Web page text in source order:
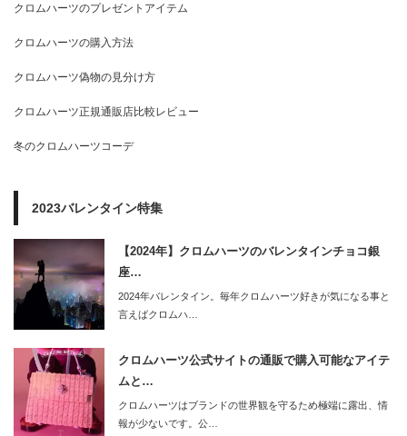
クロムハーツのプレゼントアイテム
クロムハーツの購入方法
クロムハーツ偽物の見分け方
クロムハーツ正規通販店比較レビュー
冬のクロムハーツコーデ
2023バレンタイン特集
【2024年】クロムハーツのバレンタインチョコ銀
座…
2024年バレンタイン。毎年クロムハーツ好きが気になる事と
言えばクロムハ…
クロムハーツ公式サイトの通販で購入可能なアイテ
ムと…
クロムハーツはブランドの世界観を守るため極端に露出、情
報が少ないです。公…